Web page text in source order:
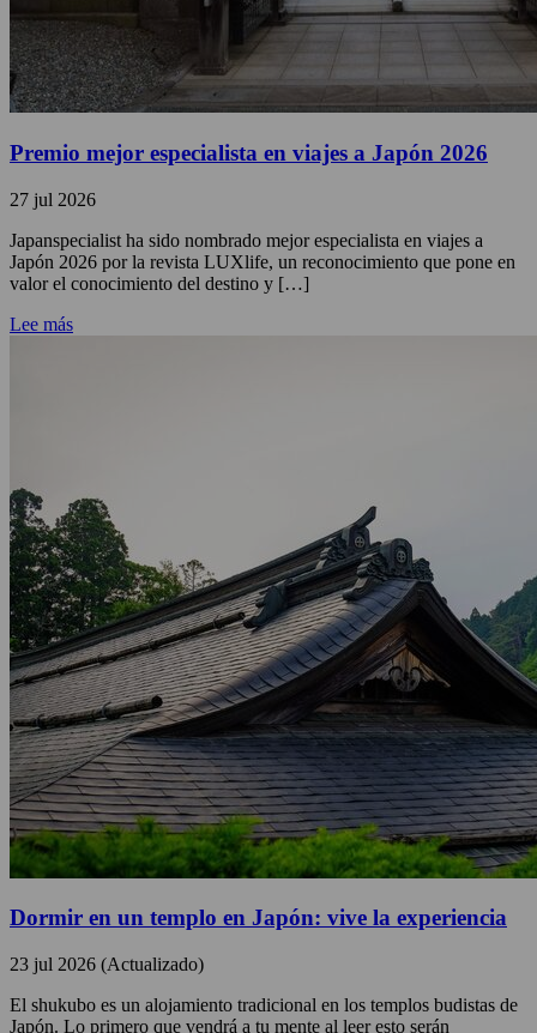
Premio mejor especialista en viajes a Japón 2026
27 jul 2026
Japanspecialist ha sido nombrado mejor especialista en viajes a
Japón 2026 por la revista LUXlife, un reconocimiento que pone en
valor el conocimiento del destino y […]
Lee más
Dormir en un templo en Japón: vive la experiencia
23 jul 2026 (Actualizado)
El shukubo es un alojamiento tradicional en los templos budistas de
Japón. Lo primero que vendrá a tu mente al leer esto serán